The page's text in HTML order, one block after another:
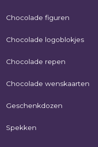
Chocolade figuren
Chocolade logoblokjes
Chocolade repen
Chocolade wenskaarten
Geschenkdozen
Spekken